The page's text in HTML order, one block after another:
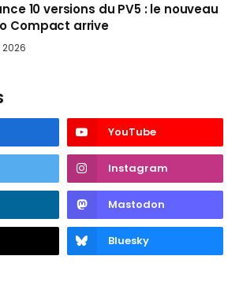
10 versions du PV5 : le nouveau
Compact arrive
YouTube
Instagram
Mastodon
Bluesky